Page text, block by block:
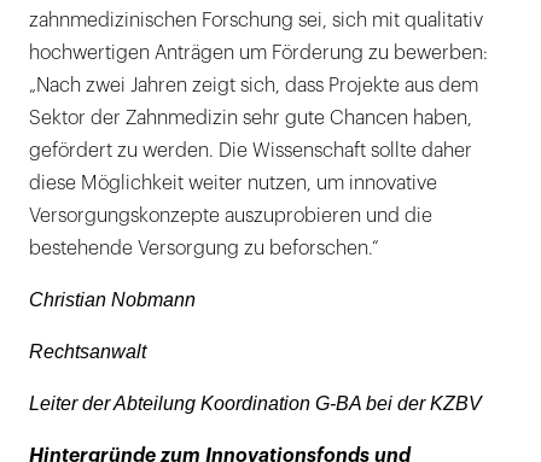
zahnmedizinischen Forschung sei, sich mit qualitativ
hochwertigen Anträgen um Förderung zu bewerben:
„Nach zwei Jahren zeigt sich, dass Projekte aus dem
Sektor der Zahnmedizin sehr gute Chancen haben,
gefördert zu werden. Die Wissenschaft sollte daher
diese Möglichkeit weiter nutzen, um innovative
Versorgungskonzepte auszuprobieren und die
bestehende Versorgung zu beforschen.“
Christian Nobmann
Rechtsanwalt
Leiter der Abteilung Koordination G-BA bei der KZBV
Hintergründe zum Innovationsfonds und